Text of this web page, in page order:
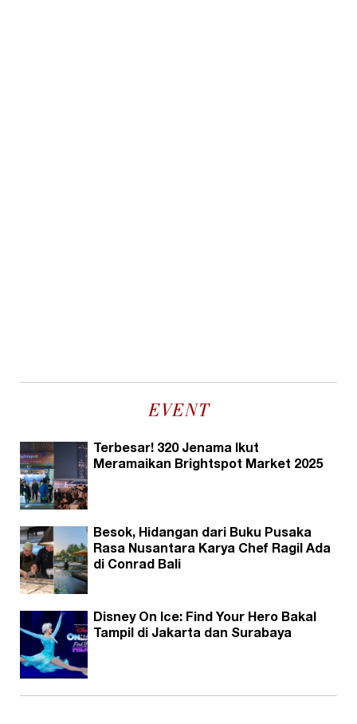
EVENT
Terbesar! 320 Jenama Ikut
Meramaikan Brightspot Market 2025
Besok, Hidangan dari Buku Pusaka
Rasa Nusantara Karya Chef Ragil Ada
di Conrad Bali
Disney On Ice: Find Your Hero Bakal
Tampil di Jakarta dan Surabaya